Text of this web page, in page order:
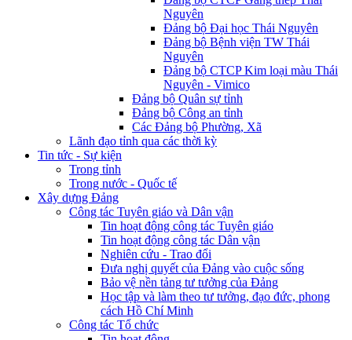
Nguyên
Đảng bộ Đại học Thái Nguyên
Đảng bộ Bệnh viện TW Thái
Nguyên
Đảng bộ CTCP Kim loại màu Thái
Nguyên - Vimico
Đảng bộ Quân sự tỉnh
Đảng bộ Công an tỉnh
Các Đảng bộ Phường, Xã
Lãnh đạo tỉnh qua các thời kỳ
Tin tức - Sự kiện
Trong tỉnh
Trong nước - Quốc tế
Xây dựng Đảng
Công tác Tuyên giáo và Dân vận
Tin hoạt động công tác Tuyên giáo
Tin hoạt động công tác Dân vận
Nghiên cứu - Trao đổi
Đưa nghị quyết của Đảng vào cuộc sống
Bảo vệ nền tảng tư tưởng của Đảng
Học tập và làm theo tư tưởng, đạo đức, phong
cách Hồ Chí Minh
Công tác Tổ chức